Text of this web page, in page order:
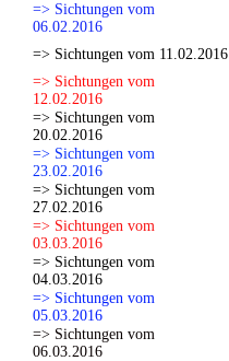
=> Sichtungen vom
06.02.2016
=> Sichtungen vom 11.02.2016
=> Sichtungen vom
12.02.2016
=> Sichtungen vom
20.02.2016
=> Sichtungen vom
23.02.2016
=> Sichtungen vom
27.02.2016
=> Sichtungen vom
03.03.2016
=> Sichtungen vom
04.03.2016
=> Sichtungen vom
05.03.2016
=> Sichtungen vom
06.03.2016